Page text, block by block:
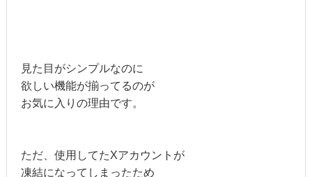
見た目がシンプルなのに
欲しい機能が揃ってるのが
お気に入りの理由です。
ただ、使用してたXアカウントが
凍結になってしまったため